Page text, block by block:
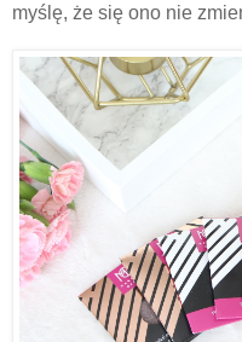
myślę, że się ono nie